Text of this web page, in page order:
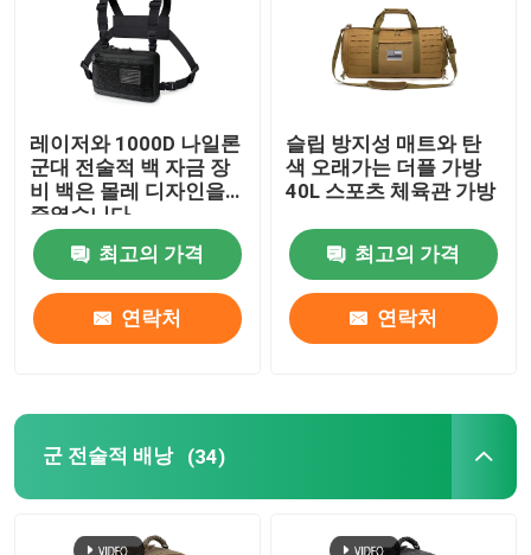
전술적 총 가방
총 가방을 추적하기
범위 총포상 가방
군 전술적 가방
레이저와 1000D 나일론
군대 전술적 백 자금 장
비 백은 몰레 디자인을
줄였습니다
최고의 가격
연락처
슬립 방지성 매트와 탄
색 오래가는 더플 가방
40L 스포츠 체육관 가방
최고의 가격
연락처
군 전술적 배낭 (34)